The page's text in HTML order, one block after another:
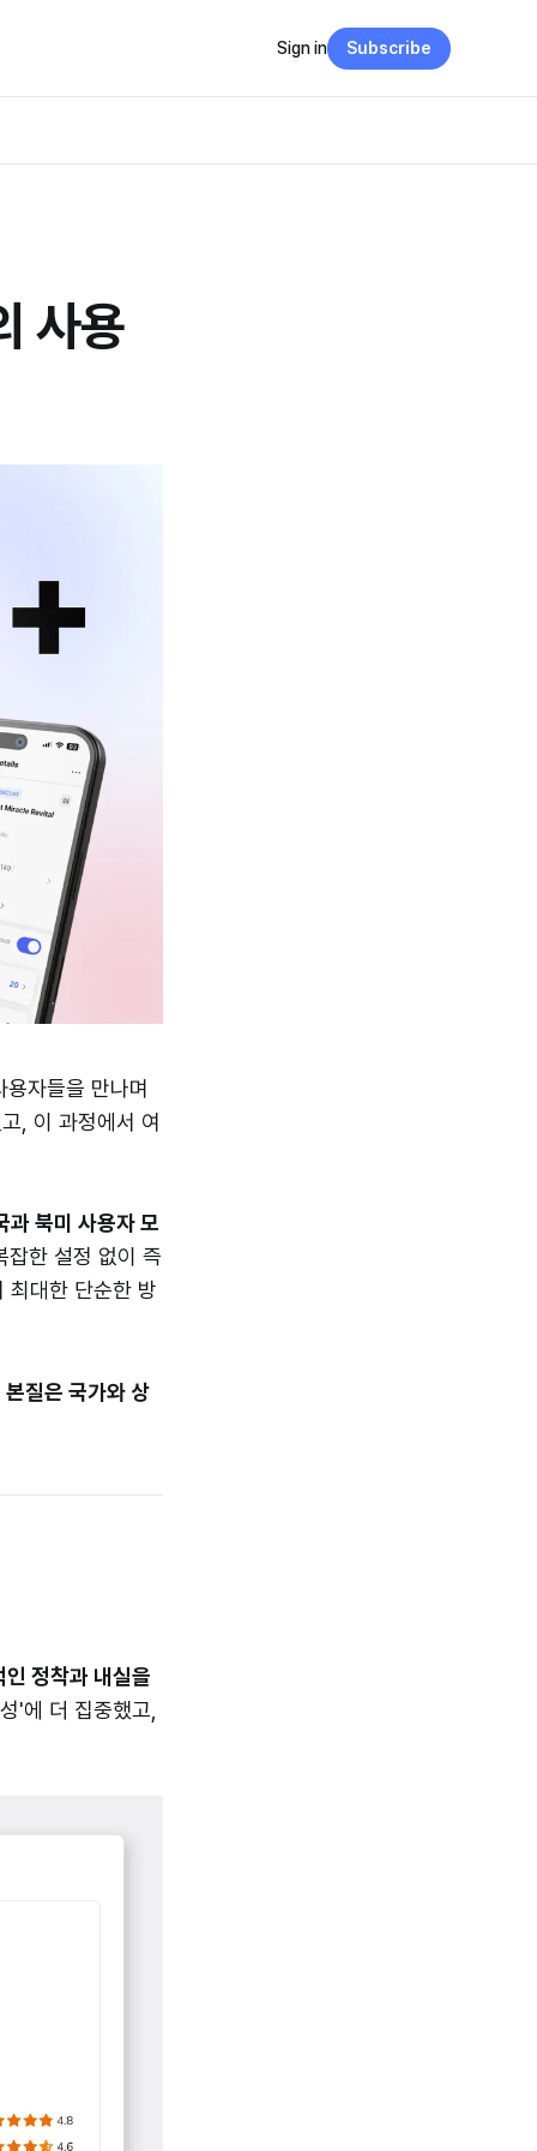
Sign in Subscribe
사용
자들을 만나며
, 이 과정에서 여
과 북미 사용자 모
잡한 설정 없이 즉
최대한 단순한 방
질은 국가와 상
정착과 내실을
'에 더 집중했고,